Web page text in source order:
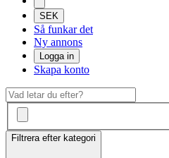
SEK
Så funkar det
Ny annons
Logga in
Skapa konto
Filtrera efter kategori